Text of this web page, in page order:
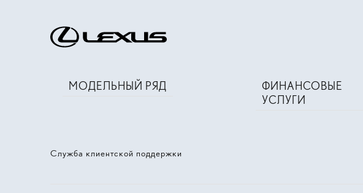
Служба клиентской поддержки
МОДЕЛЬНЫЙ РЯД
ФИНАНСОВЫЕ
УСЛУГИ